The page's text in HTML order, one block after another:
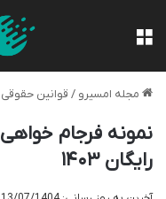
مجله امسیرو / قوانین حقوقی
نمونه فرجام
رایگان ۱۴۰۳